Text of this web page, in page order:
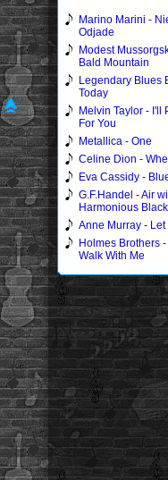
Marino Marini -
Odjade
Modest
Bald Mountain
Legendary Blues
Today
Melvin Taylor - I'll
For You
Metallica - One
Celine Dion -
Eva Cassidy -
G.F.Handel - Air
Harmonious
Anne Murray - Let
Holmes Brothers
Walk With Me